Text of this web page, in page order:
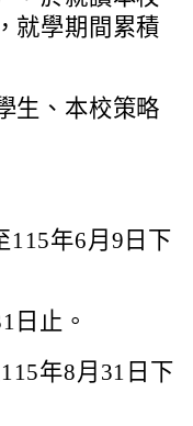
就學期間累積
生、本校策略
115年6月9日下
日止。
年8月31日下